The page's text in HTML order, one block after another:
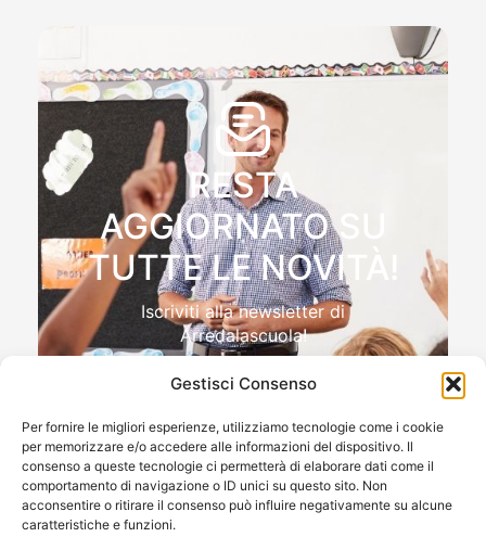
Gestisci Consenso
Per fornire le migliori esperienze, utilizziamo tecnologie come i cookie
per memorizzare e/o accedere alle informazioni del dispositivo. Il
consenso a queste tecnologie ci permetterà di elaborare dati come il
comportamento di navigazione o ID unici su questo sito. Non
acconsentire o ritirare il consenso può influire negativamente su alcune
caratteristiche e funzioni.
RESTA
AGGIORNATO SU
TUTTE LE NOVITÀ!
Iscriviti alla newsletter di
Arredalascuola!
Autorizzo il trattamento dei miei dati personali , ai sensi
e per gli effetti del Reg.to UE 2016/679 (GDPR)
ISCRIVIMI